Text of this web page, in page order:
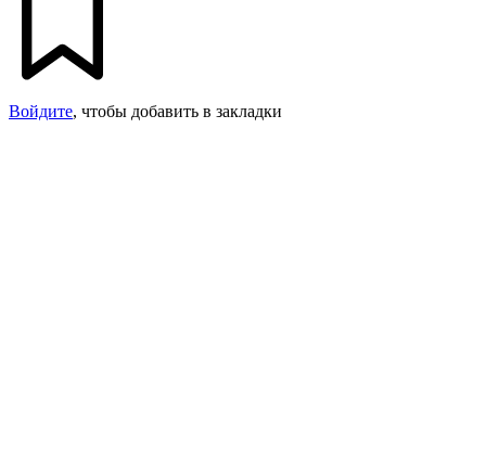
Войдите, чтобы добавить в закладки